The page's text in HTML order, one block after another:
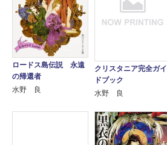
ロードス島伝説 永遠
の帰還者
水野 良
クリスタニア完全ガイ
ドブック
水野 良